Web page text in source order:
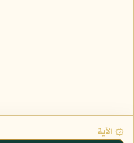
۞ الآية